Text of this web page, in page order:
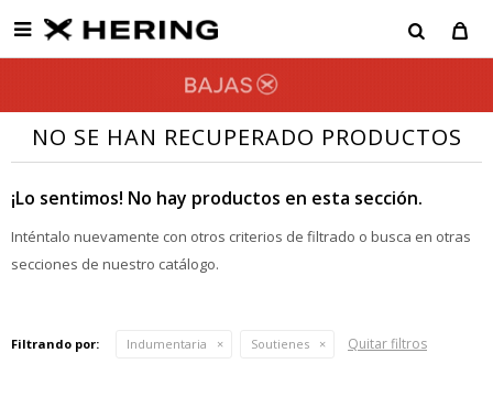

NO SE HAN RECUPERADO PRODUCTOS
¡Lo sentimos! No hay productos en esta sección.
Inténtalo nuevamente con otros criterios de filtrado o busca en otras
secciones de nuestro catálogo.
Filtrando por: Indumentaria Soutienes Quitar filtros